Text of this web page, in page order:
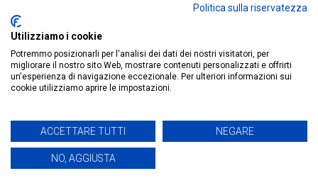
C.F. 92076900858
IlCaffèQuotidiano.online è una testata giornalistica registrata
Politica sulla riservatezza
Utilizziamo i cookie
Potremmo posizionarli per l'analisi dei dati dei nostri visitatori, per
migliorare il nostro sito Web, mostrare contenuti personalizzati e offrirti
un'esperienza di navigazione eccezionale. Per ulteriori informazioni sui
cookie utilizziamo aprire le impostazioni.
ACCETTARE TUTTI NEGARE
NO, AGGIUSTA